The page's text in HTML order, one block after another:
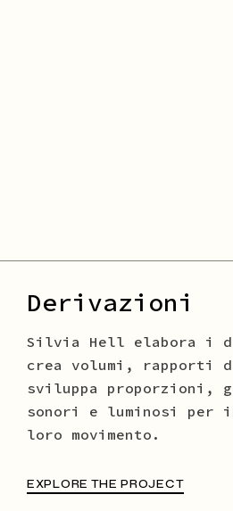
Derivazioni
Silvia Hell elabora i
crea volumi, rapporti
sviluppa proporzioni,
sonori e luminosi per
loro movimento.
EXPLORE THE PROJECT